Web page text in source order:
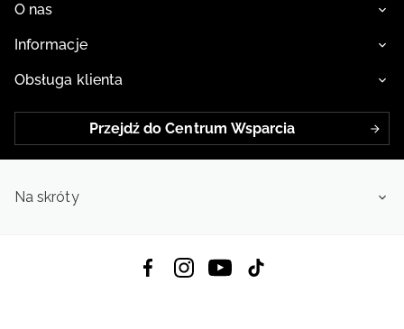
O nas
Informacje
Obsługa klienta
Przejdź do Centrum Wsparcia
Na skróty